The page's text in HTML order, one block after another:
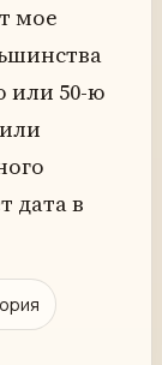
мое
или 50-ю
дата в